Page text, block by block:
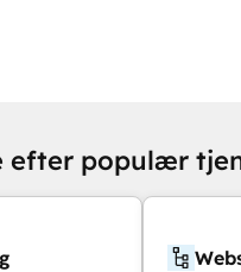
efter populær